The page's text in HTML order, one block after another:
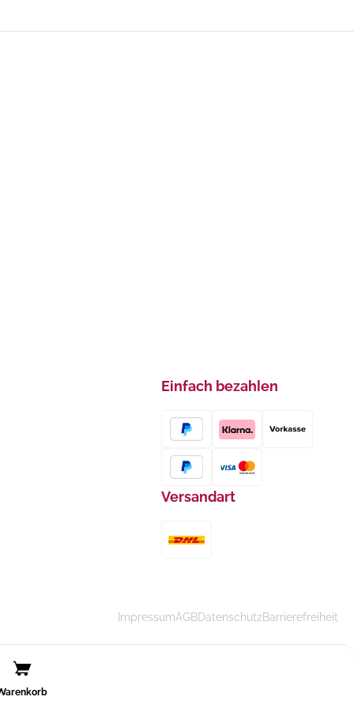
Einfach bezahlen
Versandart
ImpressumAGBDatenschutzBarrierefreiheit